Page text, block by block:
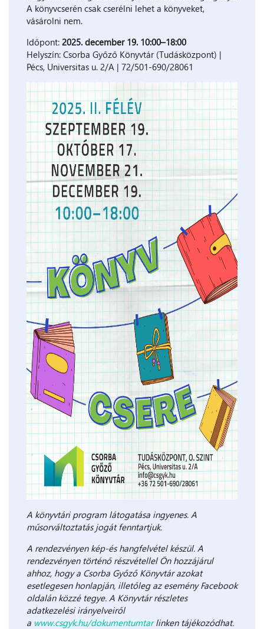
A könyvcserén csak cserélni lehet a könyveket,
vásárolni nem.
Időpont: 2025. december 19. 10:00–18:00
Helyszín: Csorba Győző Könyvtár (Tudásközpont) |
Pécs, Universitas u. 2/A | 72/501-690/28061
A könyvtári program látogatása ingyenes. A
műsorváltoztatás jogát fenntartjuk.
A rendezvényen kép-és hangfelvétel készül. A
rendezvényen történő részvétellel Ön hozzájárul
ahhoz, hogy a Csorba Győző Könyvtár azokat
esetlegesen honlapján, illetőleg az esemény Facebook
oldalán közzé tegye. A Könyvtár részletes
adatkezelési irányelveiről
a www.csgyk.hu/dokumentumtarlinken tájékozódhat.